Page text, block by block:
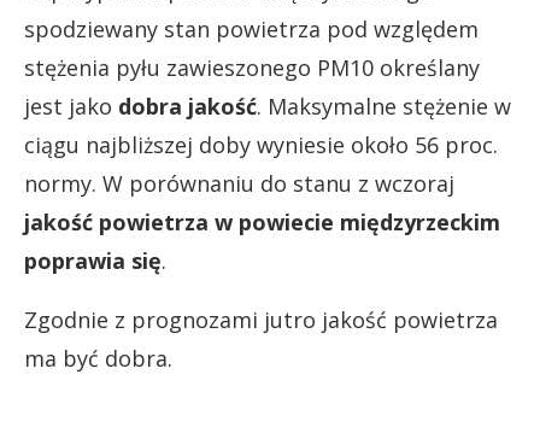
spodziewany stan powietrza pod względem
stężenia pyłu zawieszonego PM10 określany
jest jako dobra jakość. Maksymalne stężenie w
ciągu najbliższej doby wyniesie około 56 proc.
normy. W porównaniu do stanu z wczoraj
jakość powietrza w powiecie międzyrzeckim
poprawia się.
Zgodnie z prognozami jutro jakość powietrza
ma być dobra.